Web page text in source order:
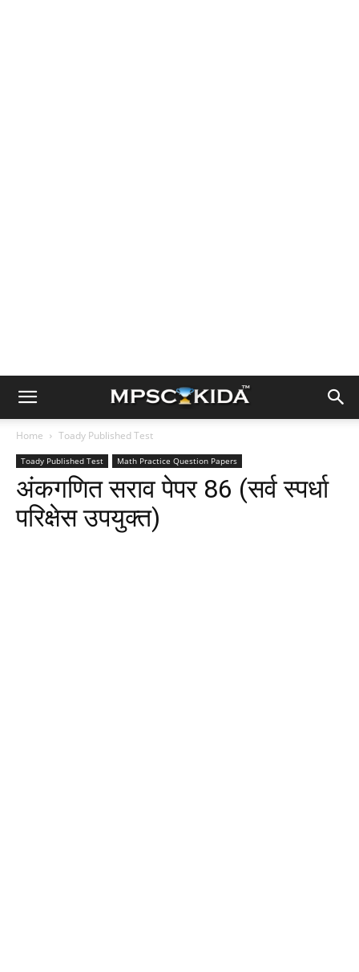
Home Toady Published Test
Toady Published Test Math Practice Question Papers
अंकगणित सराव पेपर 86 (सर्व स्पर्धा
परिक्षेस उपयुक्त)